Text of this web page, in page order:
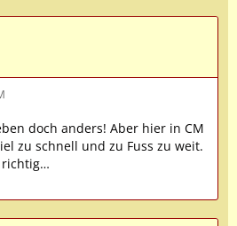
doch anders! Aber hier in CM
zu schnell und zu Fuss zu weit.
richtig…